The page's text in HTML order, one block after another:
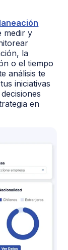
medir y
la
o el tiempo
análisis te
iniciativas
en